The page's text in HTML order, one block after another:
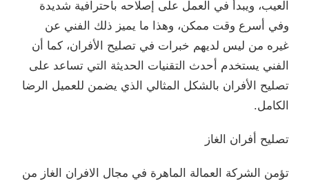
العيب، ويبدأ في العمل على إصلاحه باحترافية شديدة
وفي أسرع وقت ممكن، وهذا ما يميز ذلك الفني عن
غيره من ليس لديهم خبرات في تصليح الأفران، كما أن
الفني يستخدم أحدث التقنيات الحديثة التي تساعد على
تصليح الأفران بالشكل المثالي الذي يضمن للعميل الرضا
الكامل.
تصليح أفران الغاز
تؤمن الشركة العمالة الماهرة في مجال الافران الغاز من